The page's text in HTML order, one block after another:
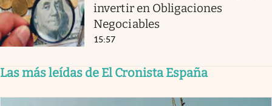
invertir en Obligaciones
Negociables
15:57
Las más leídas de El Cronista España